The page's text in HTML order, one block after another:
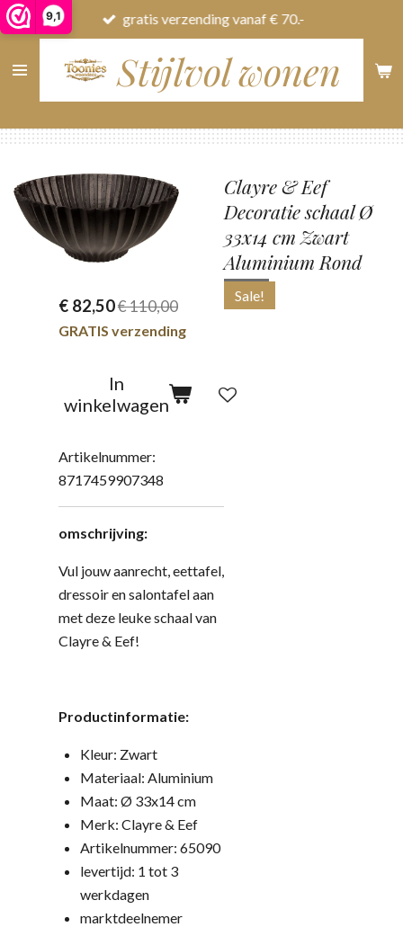
9,1
Ga
direct
naar
Stijlvol wonen
gratis verzending vanaf € 70.-
Clayre & Eef
Decoratie schaal Ø
33x14 cm Zwart
Aluminium Rond
Sale!
€ 82,50€ 110,00
GRATIS verzending
In
winkelwagen
Artikelnummer:
8717459907348
omschrijving:
Vul jouw aanrecht, eettafel,
dressoir en salontafel aan
met deze leuke schaal van
Clayre & Eef!
Productinformatie:
Kleur: Zwart
Materiaal: Aluminium
Maat: Ø 33x14 cm
Merk: Clayre & Eef
Artikelnummer: 65090
levertijd: 1 tot 3
werkdagen
marktdeelnemer